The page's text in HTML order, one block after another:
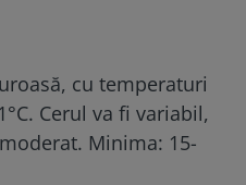
cu temperaturi
Cerul va fi variabil,
Minima: 15-